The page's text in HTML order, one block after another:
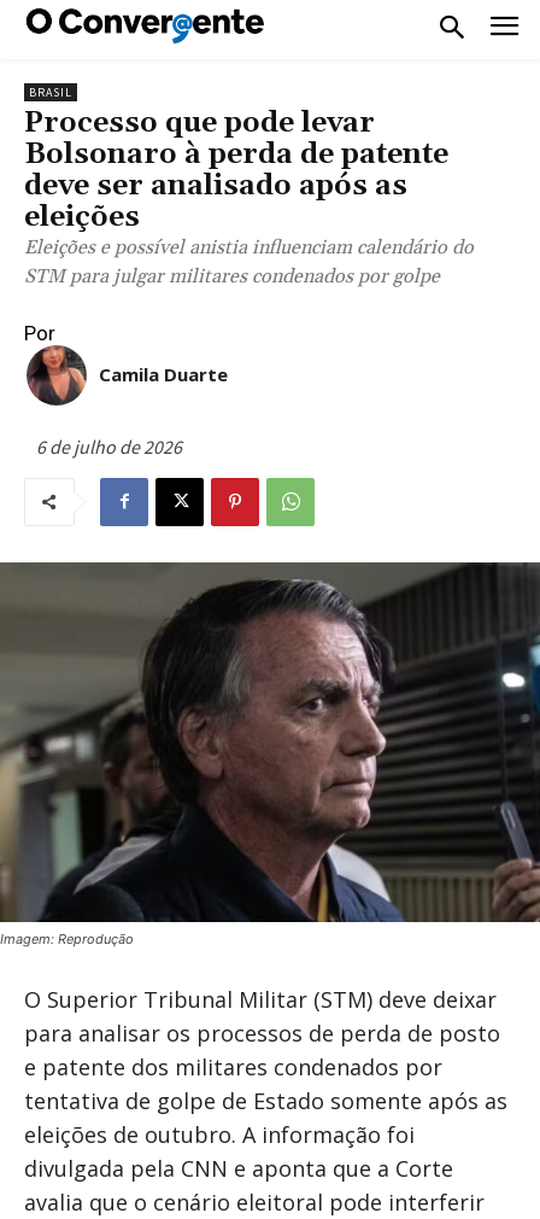
BRASIL
Processo que pode levar
Bolsonaro à perda de patente
deve ser analisado após as
eleições
Eleições e possível anistia influenciam calendário do
STM para julgar militares condenados por golpe
Por
Camila Duarte
6 de julho de 2026
Imagem: Reprodução
O Superior Tribunal Militar (STM) deve deixar
para analisar os processos de perda de posto
e patente dos militares condenados por
tentativa de golpe de Estado somente após as
eleições de outubro. A informação foi
divulgada pela CNN e aponta que a Corte
avalia que o cenário eleitoral pode interferir